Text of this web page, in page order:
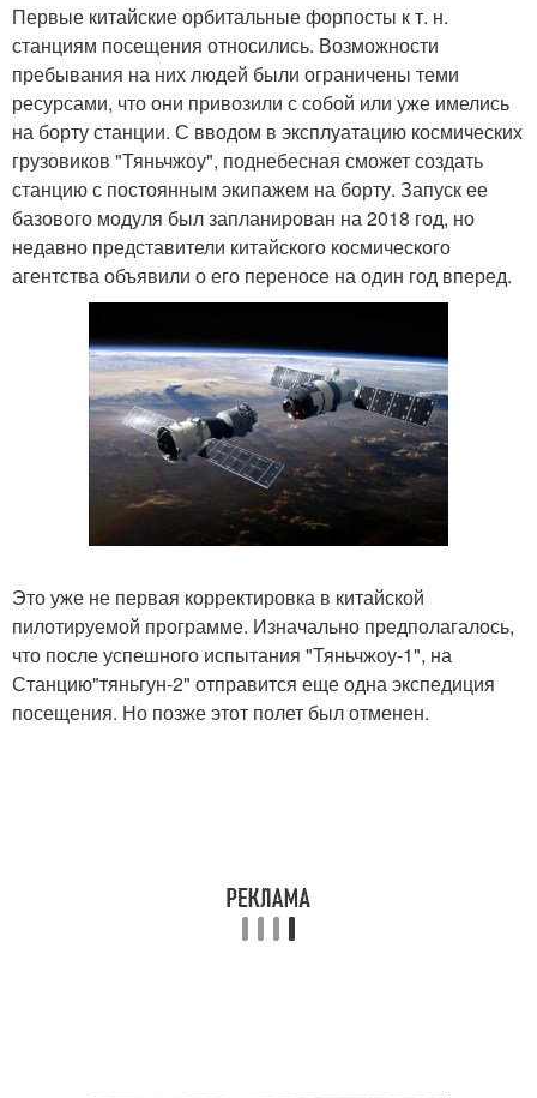
Первые китайские орбитальные форпосты к т. н.
станциям посещения относились. Возможности
пребывания на них людей были ограничены теми
ресурсами, что они привозили с собой или уже имелись
на борту станции. С вводом в эксплуатацию космических
грузовиков "Тяньчжоу", поднебесная сможет создать
станцию с постоянным экипажем на борту. Запуск ее
базового модуля был запланирован на 2018 год, но
недавно представители китайского космического
агентства объявили о его переносе на один год вперед.
Это уже не первая корректировка в китайской
пилотируемой программе. Изначально предполагалось,
что после успешного испытания "Тяньчжоу-1", на
Станцию"тяньгун-2" отправится еще одна экспедиция
посещения. Но позже этот полет был отменен.